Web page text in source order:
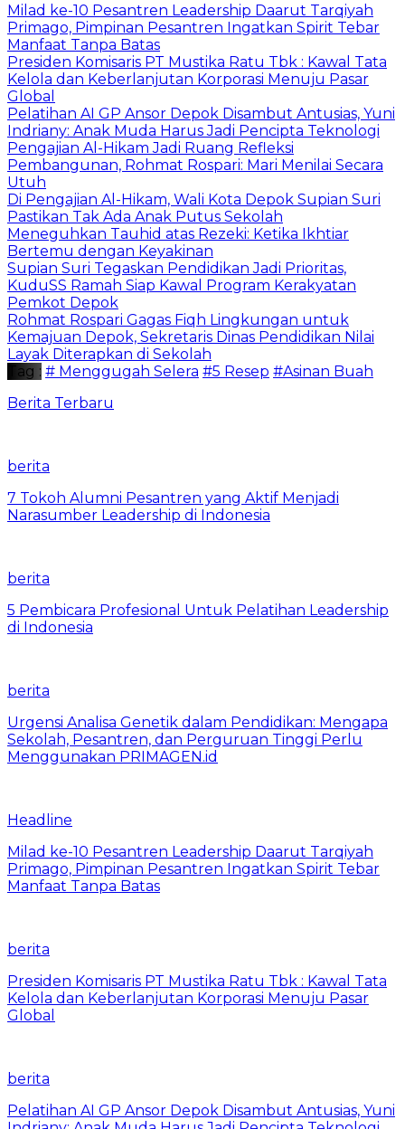
Milad ke-10 Pesantren Leadership Daarut Tarqiyah
Primago, Pimpinan Pesantren Ingatkan Spirit Tebar
Manfaat Tanpa Batas
Presiden Komisaris PT Mustika Ratu Tbk : Kawal Tata
Kelola dan Keberlanjutan Korporasi Menuju Pasar
Global
Pelatihan AI GP Ansor Depok Disambut Antusias, Yuni
Indriany: Anak Muda Harus Jadi Pencipta Teknologi
Pengajian Al-Hikam Jadi Ruang Refleksi
Pembangunan, Rohmat Rospari: Mari Menilai Secara
Utuh
Di Pengajian Al-Hikam, Wali Kota Depok Supian Suri
Pastikan Tak Ada Anak Putus Sekolah
Meneguhkan Tauhid atas Rezeki: Ketika Ikhtiar
Bertemu dengan Keyakinan
Supian Suri Tegaskan Pendidikan Jadi Prioritas,
KuduSS Ramah Siap Kawal Program Kerakyatan
Pemkot Depok
Rohmat Rospari Gagas Fiqh Lingkungan untuk
Kemajuan Depok, Sekretaris Dinas Pendidikan Nilai
Layak Diterapkan di Sekolah
Tag : # Menggugah Selera #5 Resep #Asinan Buah
Berita Terbaru
berita
7 Tokoh Alumni Pesantren yang Aktif Menjadi
Narasumber Leadership di Indonesia
berita
5 Pembicara Profesional Untuk Pelatihan Leadership
di Indonesia
berita
Urgensi Analisa Genetik dalam Pendidikan: Mengapa
Sekolah, Pesantren, dan Perguruan Tinggi Perlu
Menggunakan PRIMAGEN.id
Headline
Milad ke-10 Pesantren Leadership Daarut Tarqiyah
Primago, Pimpinan Pesantren Ingatkan Spirit Tebar
Manfaat Tanpa Batas
berita
Presiden Komisaris PT Mustika Ratu Tbk : Kawal Tata
Kelola dan Keberlanjutan Korporasi Menuju Pasar
Global
berita
Pelatihan AI GP Ansor Depok Disambut Antusias, Yuni